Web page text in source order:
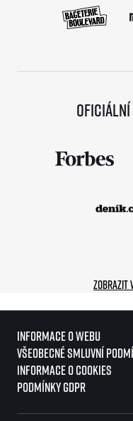
Zobrazit
Informace o webu
Všeobecné smluvní
Informace o cookies
Podmínky GDPR